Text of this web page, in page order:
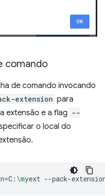
comando
de comando invocando
extension para
extensão e a flag --
o local do
=C: \myext --pack-